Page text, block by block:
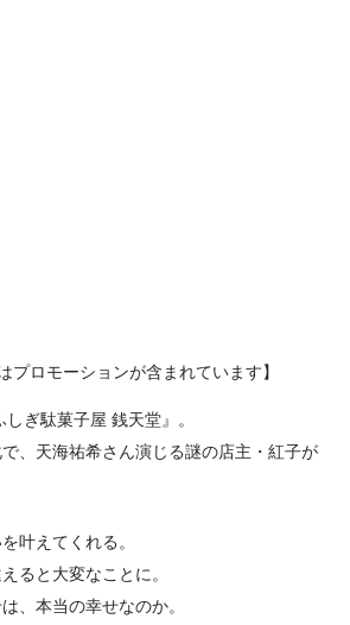
ロモーションが含まれています】
ぎ駄菓子屋 銭天堂』。
、天海祐希さん演じる謎の店主・紅子が
叶えてくれる。
ると大変なことに。
、本当の幸せなのか。